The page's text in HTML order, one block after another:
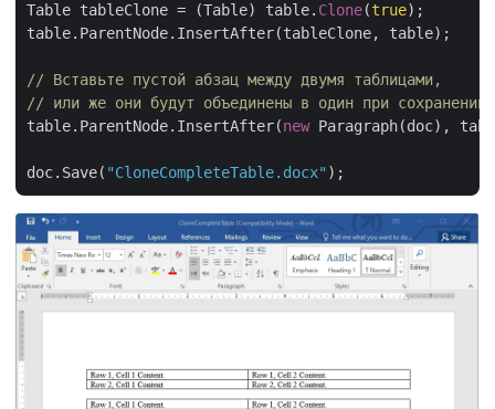
Table tableClone = (Table) table. Clone(true);
table.ParentNode.InsertAfter(tableClone, table);
// Вставьте пустой абзац между двумя таблицами,
// или же они будут объединены в один при
table.ParentNode.InsertAfter(new Paragraph(doc),
doc.Save( "CloneCompleteTable.docx"